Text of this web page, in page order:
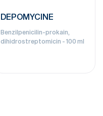
DEPOMYCINE
Benzilpenicilin-prokain,
dihidrostreptomicin - 100 ml